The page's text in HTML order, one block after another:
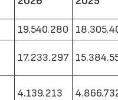
19.540.280
17.233.297
4.139.213